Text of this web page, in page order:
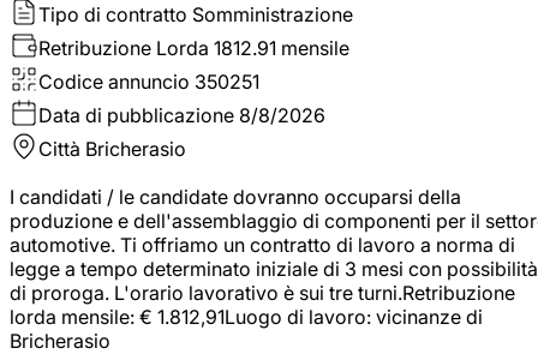
Tipo di contratto Somministrazione
Retribuzione Lorda 1812.91 mensile
Codice annuncio 350251
Data di pubblicazione 8/8/2026
Città Bricherasio
I candidati / le candidate dovranno occuparsi della
produzione e dell'assemblaggio di componenti per il
automotive. Ti offriamo un contratto di lavoro a norma di
legge a tempo determinato iniziale di 3 mesi con possibilità
di proroga. L'orario lavorativo è sui tre turni.Retribuzione
lorda mensile: € 1.812,91Luogo di lavoro: vicinanze di
Bricherasio